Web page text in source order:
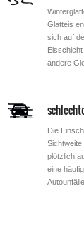
Glatteis
sich auf
andere
Die
plötzlich
eine